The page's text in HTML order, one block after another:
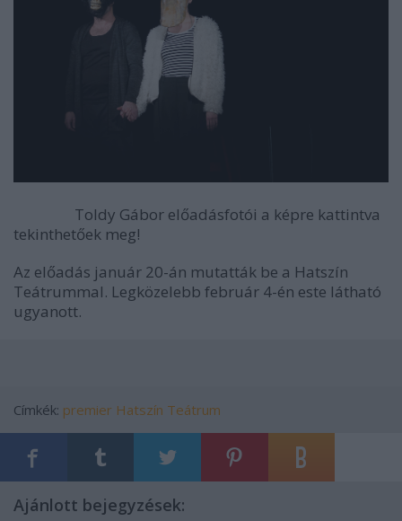
Toldy Gábor előadásfotói a képre kattintva
tekinthetőek meg!
Az előadás január 20-án mutatták be a Hatszín
Teátrummal. Legközelebb február 4-én este látható
ugyanott.
Címkék: premier Hatszín Teátrum
Ajánlott bejegyzések: